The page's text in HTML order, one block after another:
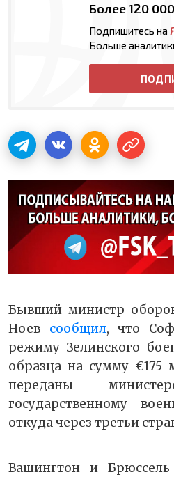
Более 120
Подпишитесь на
Больше
Бывший министр
Ноев сообщил, что
режиму Зелинского
образца на сумму €175
переданы
государственному
откуда через третьи
Вашингтон и Брюссель